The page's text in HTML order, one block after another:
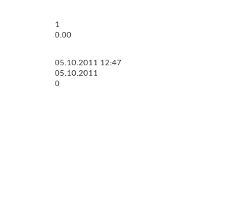
1
0.00
05.10.2011 12:47
05.10.2011
0